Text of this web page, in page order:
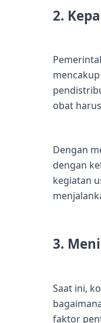
2.
obat
Dengan
dengan
kegiatan
3.
Saat ini,
faktor